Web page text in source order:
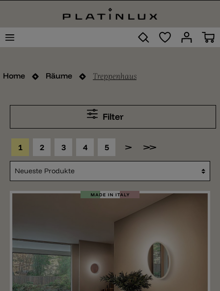
Home Räume Treppenhaus
Filter
1 2 3 4 5